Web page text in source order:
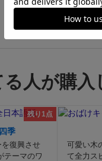
て、積み上げる
めのゲーム、
「キャプテンリ
難易度はかなり
感があり、見た
すが、ミニ版
り遊べる満足感
人が購入
残り1点
季
復興させ
テーマのワ
可愛い木
て全力ス